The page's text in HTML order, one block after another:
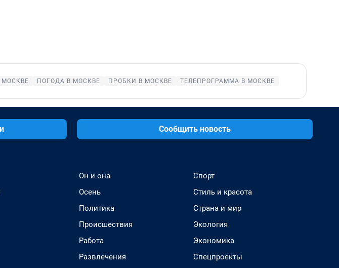
ПОГОДА В МОСКВЕ ПРОБКИ В МОСКВЕ ТЕЛЕПРОГРАММА В МОСКВЕ
Сообщить новость
Он и она
Осень
Политика
Происшествия
Работа
Развлечения
Спорт
Стиль и красота
Страна и мир
Экология
Экономика
Спецпроекты